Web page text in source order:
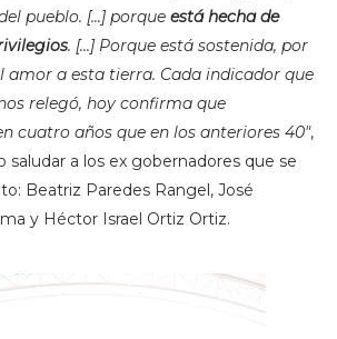
pueblo. [...] porque está hecha de
. [...] Porque está sostenida, por
amor a esta tierra. Cada indicador que
relegó, hoy confirma que
cuatro años que en los anteriores 40",
saludar a los ex gobernadores que se
Beatriz Paredes Rangel, José
y Héctor Israel Ortiz Ortiz.